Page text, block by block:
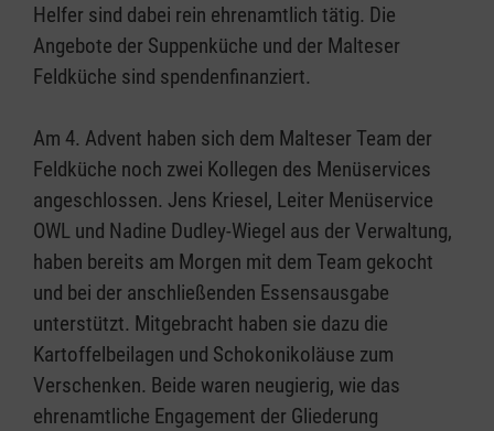
Helfer sind dabei rein ehrenamtlich tätig. Die
Angebote der Suppenküche und der Malteser
Feldküche sind spendenfinanziert.
Am 4. Advent haben sich dem Malteser Team der
Feldküche noch zwei Kollegen des Menüservices
angeschlossen. Jens Kriesel, Leiter Menüservice
OWL und Nadine Dudley-Wiegel aus der Verwaltung,
haben bereits am Morgen mit dem Team gekocht
und bei der anschließenden Essensausgabe
unterstützt. Mitgebracht haben sie dazu die
Kartoffelbeilagen und Schokonikoläuse zum
Verschenken. Beide waren neugierig, wie das
ehrenamtliche Engagement der Gliederung